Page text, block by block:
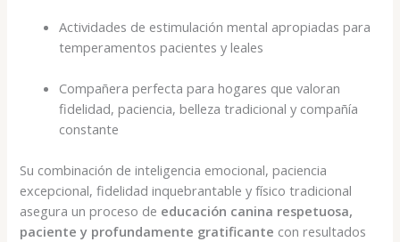
Actividades de estimulación mental apropiadas para
temperamentos pacientes y leales
Compañera perfecta para hogares que valoran
fidelidad, paciencia, belleza tradicional y compañía
constante
Su combinación de inteligencia emocional, paciencia
excepcional, fidelidad inquebrantable y físico tradicional
asegura un proceso de educación canina respetuosa,
paciente y profundamente gratificante con resultados